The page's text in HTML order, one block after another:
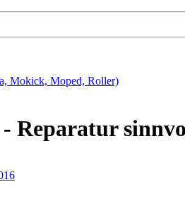
Mokick, Moped, Roller)
- Reparatur